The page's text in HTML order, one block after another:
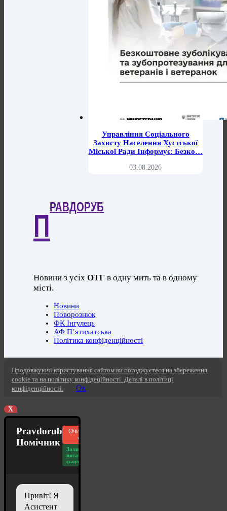
Управління Соціального
Захисту Населення Хустської
Міської Ради Інформує: Безко…
03.08.2026
П
РАВДОРУБ
Новини з усіхОТГ в одну мить та в одному
місті.
Новини
Поворознюк
ФК Інгулець
АФ П’ятихатська
Політика конфіденційності
Продовжуючі користування сайтом ви погоджуєтеся на збереження
cookie та на політику конфідеційності. Деталі в політиці
конфіденційності.
Ок
X
Pravdorub
Помічник
Очистити
чат
Залишилось
питань
сьогодні: 20
Привіт! Я
Асистент